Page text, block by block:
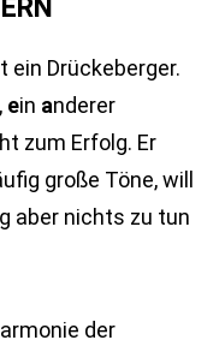
ein Drückeberger.
ein anderer
zum Erfolg. Er
große Töne, will
aber nichts zu tun
der